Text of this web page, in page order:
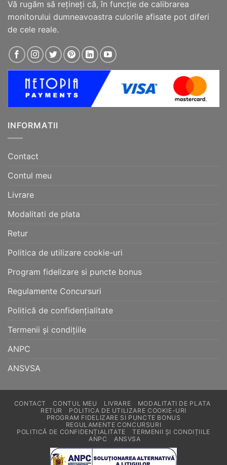
Vă rugăm să reţineţi că, în funcţie de calibrarea
monitorului dumneavoastra culorile afisate pot diferi
de cele reale.
INFORMATII
Contact
Contul meu
Livrare
Modalitati de plata
Retur
Politica de utilizare cookie-uri
Program fidelizare si puncte bonus
Regulamente Concursuri
Politică de confidențialitate
Termenii și condițiile
ANPC
ANSVSA
CONTACT CONTUL MEU LIVRARE
MODALITATI DE PLATA
RETUR
POLITICA DE UTILIZARE COOKIE-URI
PROGRAM FIDELIZARE SI PUNCTE BONUS
REGULAMENTE CONCURSURI
POLITICĂ DE CONFIDENȚIALITATE
TERMENII ȘI CONDIȚIILE
ANPC
ANSVSA